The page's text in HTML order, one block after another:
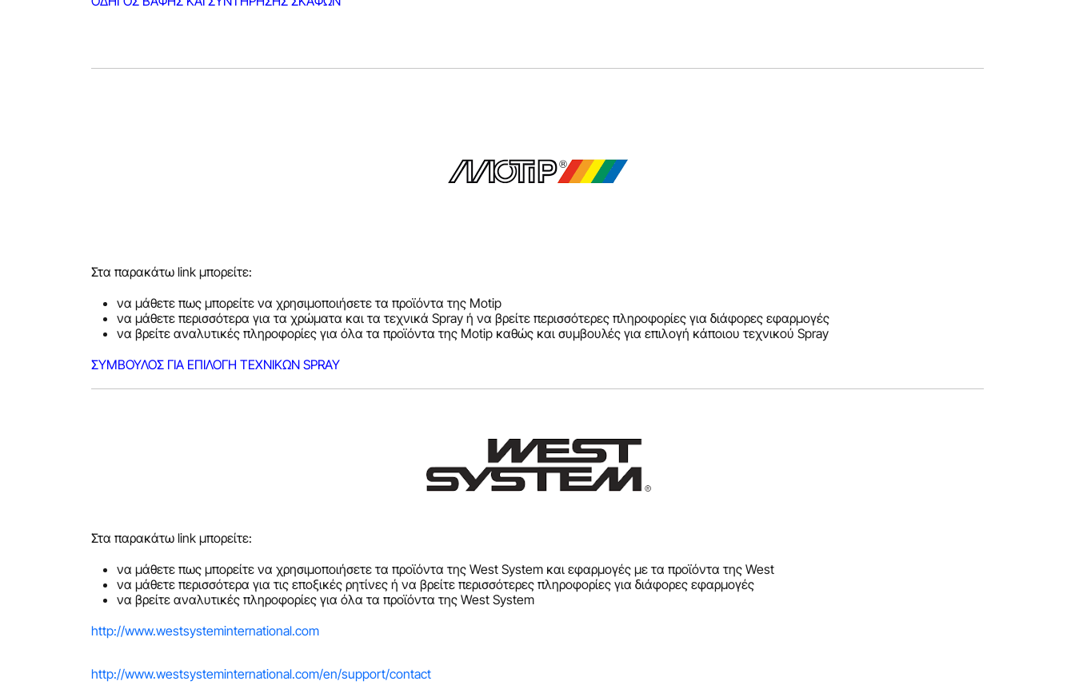
Στα παρακάτω link μπορείτε:
να μάθετε πως μπορείτε να χρησιμοποιήσετε τα προϊόντα της Motip
να μάθετε περισσότερα για τα χρώματα και τα τεχνικά Spray ή να βρείτε περισσότερες πληροφορίες για διάφορες εφαρμογές
να βρείτε αναλυτικές πληροφορίες για όλα τα προϊόντα της Motip καθώς και συμβουλές για επιλογή κάποιου τεχνικού Spray
ΣΥΜΒΟΥΛΟΣ ΓΙΑ ΕΠΙΛΟΓΗ ΤΕΧΝΙΚΩΝ SPRAY
Στα παρακάτω link μπορείτε:
να μάθετε πως μπορείτε να χρησιμοποιήσετε τα προϊόντα της West System και εφαρμογές με τα προϊόντα της West
να μάθετε περισσότερα για τις εποξικές ρητίνες ή να βρείτε περισσότερες πληροφορίες για διάφορες εφαρμογές
να βρείτε αναλυτικές πληροφορίες για όλα τα προϊόντα της West System
http://www.westsysteminternational.com
http://www.westsysteminternational.com/en/support/contact